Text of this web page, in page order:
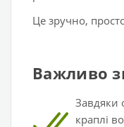
Це зручно,
Важливо
Завдяки
краплі